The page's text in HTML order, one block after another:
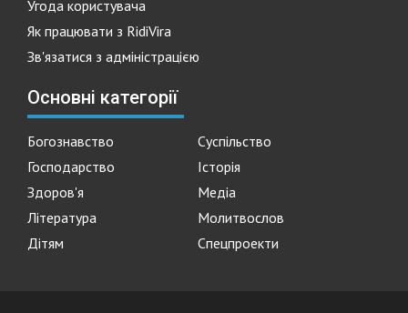
Угода користувача
Як працювати з RidiVira
Зв'язатися з адміністрацією
Основні категорії
Богознавство
Суспільство
Господарство
Історія
Здоров'я
Медіа
Література
Молитвослов
Дітям
Спецпроекти